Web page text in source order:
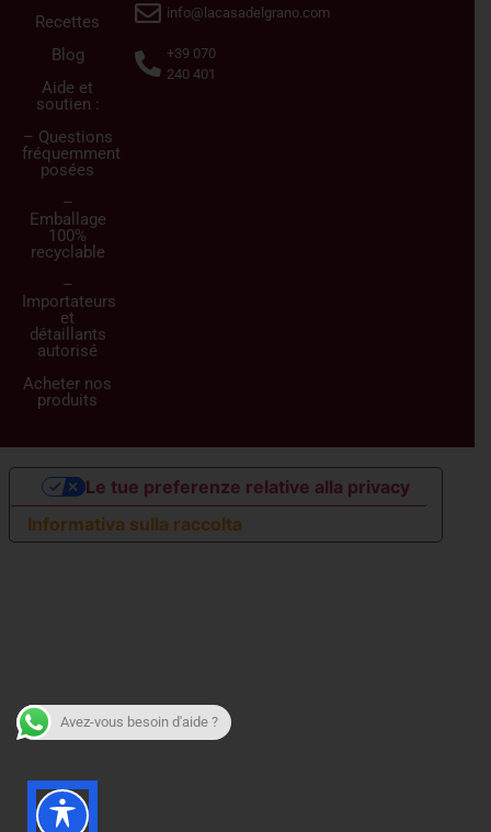
Recettes
Blog
Aide et
soutien :
– Questions
fréquemment
posées
–
Emballage
100%
recyclable
–
Importateurs
et
détaillants
autorisé
Acheter nos
produits
info@lacasadelgrano.com
+39 070
240 401
Avez-vous besoin d'aide ?
Informativa sulla raccolta
Le tue preferenze relative alla privacy